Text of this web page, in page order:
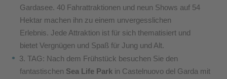
Gardasee. 40 Fahrattraktionen und neun Shows auf 54
Hektar machen ihn zu einem unvergesslichen
Erlebnis. Jede Attraktion ist für sich thematisiert und
bietet Vergnügen und Spaß für Jung und Alt.
3. TAG: Nach dem Frühstück besuchen Sie den
fantastischen Sea Life Park in Castelnuovo del Garda mit